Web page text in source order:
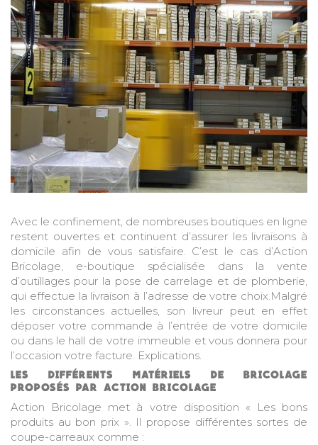
Avec le confinement, de nombreuses boutiques en ligne
restent ouvertes et continuent d’assurer les livraisons à
domicile afin de vous satisfaire. C’est le cas d’Action
Bricolage, e-boutique spécialisée dans la vente
d’outillages pour la pose de carrelage et de plomberie,
qui effectue la livraison à l’adresse de votre choix.Malgré
les circonstances actuelles, son livreur peut en effet
déposer votre commande à l’entrée de votre domicile
ou dans le hall de votre immeuble et vous donnera pour
l’occasion votre facture. Explications.
LES DIFFÉRENTS MATÉRIELS DE BRICOLAGE
PROPOSÉS PAR ACTION BRICOLAGE
Action Bricolage met à votre disposition «
Les bons
produits au bon prix ». Il propose différentes sortes de
coupe-carreaux comme :